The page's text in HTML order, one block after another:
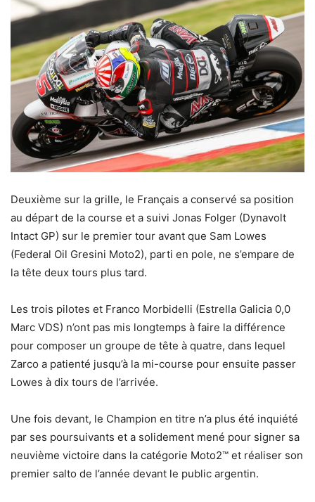
Deuxième sur la grille, le Français a conservé sa position
au départ de la course et a suivi Jonas Folger (Dynavolt
Intact GP) sur le premier tour avant que Sam Lowes
(Federal Oil Gresini Moto2), parti en pole, ne s’empare de
la tête deux tours plus tard.
Les trois pilotes et Franco Morbidelli (Estrella Galicia 0,0
Marc VDS) n’ont pas mis longtemps à faire la différence
pour composer un groupe de tête à quatre, dans lequel
Zarco a patienté jusqu’à la mi-course pour ensuite passer
Lowes à dix tours de l’arrivée.
Une fois devant, le Champion en titre n’a plus été inquiété
par ses poursuivants et a solidement mené pour signer sa
neuvième victoire dans la catégorie Moto2™ et réaliser son
premier salto de l’année devant le public argentin.